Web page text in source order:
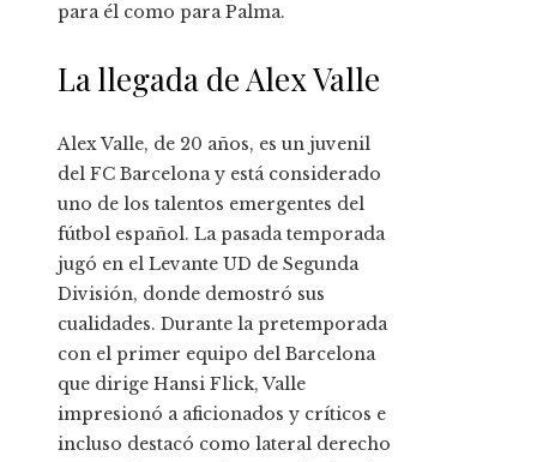
para él como para Palma.
La llegada de Alex Valle
Alex Valle, de 20 años, es un juvenil
del FC Barcelona y está considerado
uno de los talentos emergentes del
fútbol español. La pasada temporada
jugó en el Levante UD de Segunda
División, donde demostró sus
cualidades. Durante la pretemporada
con el primer equipo del Barcelona
que dirige Hansi Flick, Valle
impresionó a aficionados y críticos e
incluso destacó como lateral derecho